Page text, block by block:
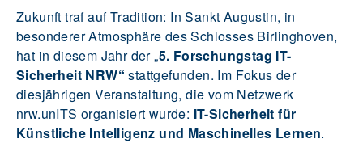
Zukunft traf auf Tradition: In Sankt Augustin, in
besonderer Atmosphäre des Schlosses Birlinghoven,
hat in diesem Jahr der „5. Forschungstag IT-
Sicherheit NRW“ stattgefunden. Im Fokus der
diesjährigen Veranstaltung, die vom Netzwerk
nrw.unITS organisiert wurde: IT-Sicherheit für
Künstliche Intelligenz und Maschinelles Lernen.